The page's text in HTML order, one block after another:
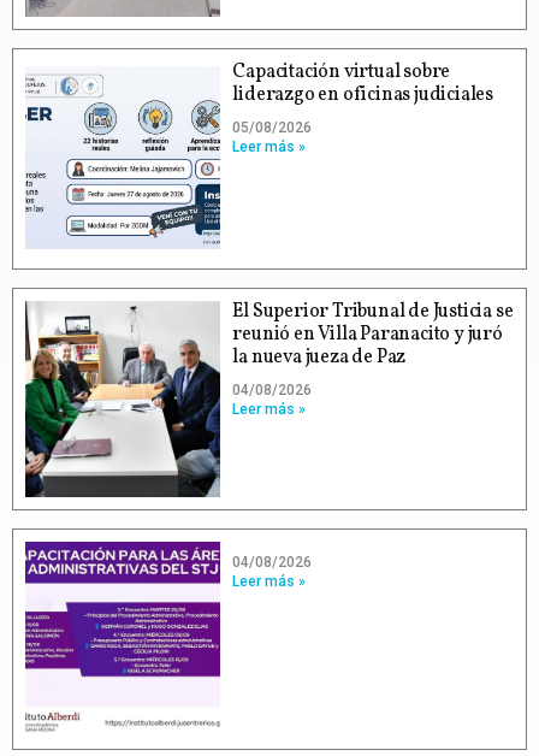
Capacitación virtual sobre
liderazgo en oficinas judiciales
05/08/2026
Leer más »
El Superior Tribunal de Justicia se
reunió en Villa Paranacito y juró
la nueva jueza de Paz
04/08/2026
Leer más »
04/08/2026
Leer más »